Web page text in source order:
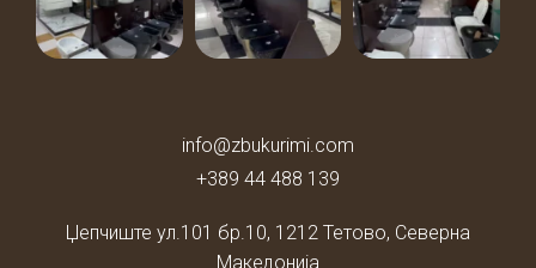
info@zbukurimi.com
+389 44 488 139
Џепчиште ул.101 бр.10, 1212 Тетово, Северна
Македонија